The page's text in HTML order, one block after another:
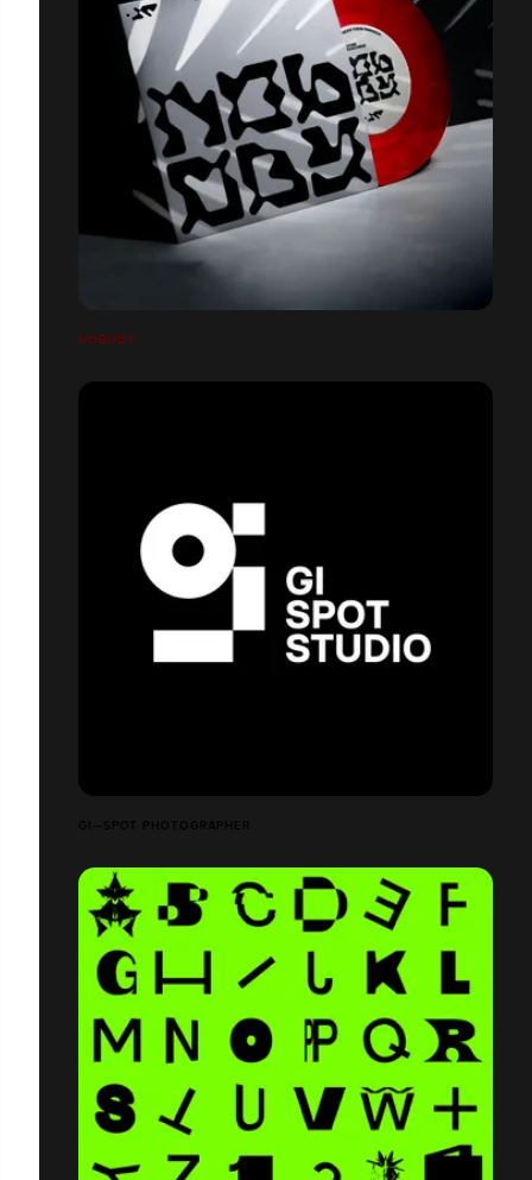
NOBODY
GI—SPOT PHOTOGRAPHER